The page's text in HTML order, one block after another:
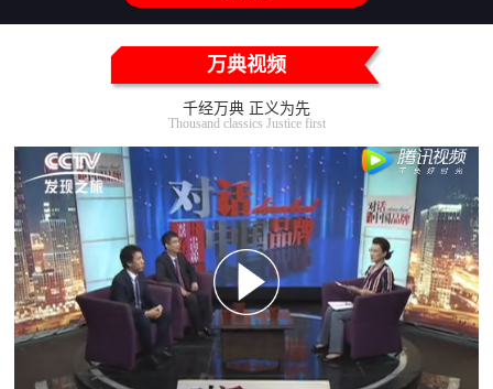
万典视频
千经万典 正义为先
Thousand classics Justice first